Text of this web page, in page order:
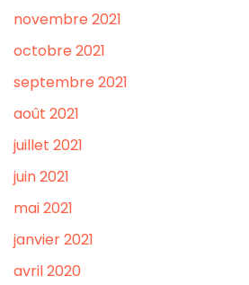
novembre 2021
octobre 2021
septembre 2021
août 2021
juillet 2021
juin 2021
mai 2021
janvier 2021
avril 2020